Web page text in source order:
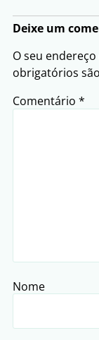
Deixe um
O seu
obrigatórios
Comentário *
Nome